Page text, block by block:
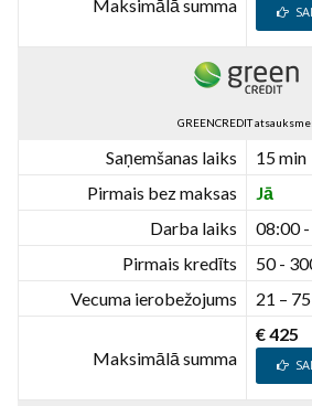
Maksimālā summa
GREENCREDIT
Saņemšanas laiks
15 min
Pirmais bez maksas
Jā
Darba laiks
08:00
Pirmais kredīts
50 -
Vecuma ierobežojums
21 –
Maksimālā summa
€ 425